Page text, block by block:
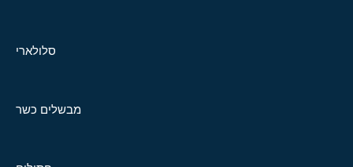
סלולארי
מבשלים כשר